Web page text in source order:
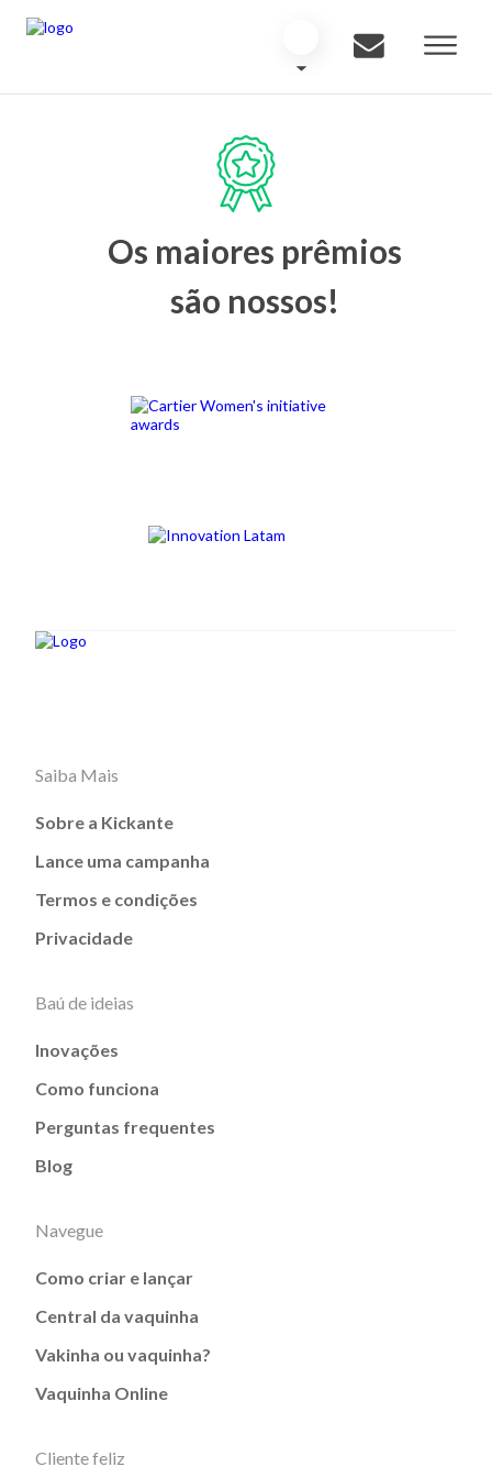
Os maiores prêmios
são nossos!
Saiba Mais
Sobre a Kickante
Lance uma campanha
Termos e condições
Privacidade
Baú de ideias
Inovações
Como funciona
Perguntas frequentes
Blog
Navegue
Como criar e lançar
Central da vaquinha
Vakinha ou vaquinha?
Vaquinha Online
Cliente feliz